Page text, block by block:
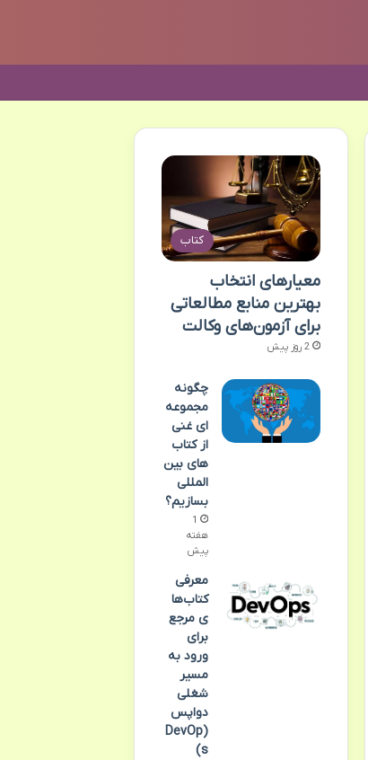
کتاب
معیارهای انتخاب
بهترین منابع مطالعاتی
برای آزمون‌های وکالت
2 روز پیش
چگونه
مجموعه
ای غنی
از کتاب
های بین
المللی
بسازیم؟
1
هفته
پیش
معرفی
کتاب‌ها
ی مرجع
برای
ورود به
مسیر
شغلی
دواپس
(DevOp
s)